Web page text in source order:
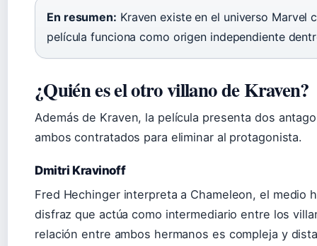
En resumen: Kraven existe en el universo Marvel
película funciona como origen independiente
¿Quién es el otro villano de Kraven?
Además de Kraven, la película presenta dos
ambos contratados para eliminar al protagonista.
Dmitri Kravinoff
Fred Hechinger interpreta a Chameleon, el medio
disfraz que actúa como intermediario entre los
relación entre ambos hermanos es compleja y